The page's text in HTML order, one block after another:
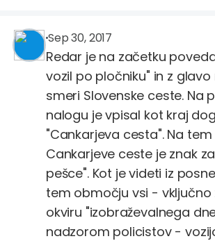
Blaž Babič
@blaz.babic
Sep 30, 2017
Redar je na začetku
vozil po pločniku" in z
smeri Slovenske ceste. Na
nalogu je vpisal kot kraj
"Cankarjeva cesta". Na tem
Cankarjeve ceste je znak
pešce". Kot je videti iz
tem območju vsi - vključno
okviru "izobraževalnega
nadzorom policistov -